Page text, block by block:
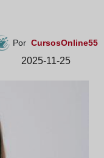
Por CursosOnline55
2025-11-25